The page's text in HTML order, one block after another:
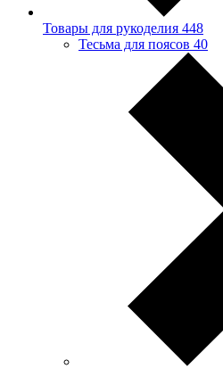
Товары для рукоделия 448
Тесьма для поясов 40